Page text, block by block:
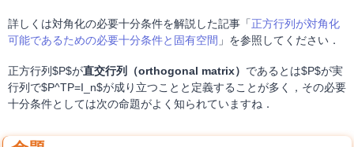
詳しくは対角化の必要十分条件を解説した記事「正方行列が対角化
可能であるための必要十分条件と固有空間 」を参照してください．
正方行列$P$が直交行列（orthogonal matrix） であるとは$P$が実
行列で$P^TP=I_n$が成り立つことと定義することが多く，その必要
十分条件としては次の命題がよく知られていますね．